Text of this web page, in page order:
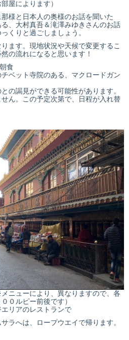
屋によります）
様と日本人の奥様のお話を聞いた
、大村真吾＆滝澤みゆきさんのお話
くりと過ごしましょう。
ます。現地状況や天候で変更するこ
の流れになると思います！
食
ット寺院のある、マクロードガン
の謁見ができる可能性があります。
の予定次第で、日程が入れ替
ニューにより、異なりますので、各
０ルピー前後です）
リアのレストランで
ラへは、ロープウエイで帰ります。